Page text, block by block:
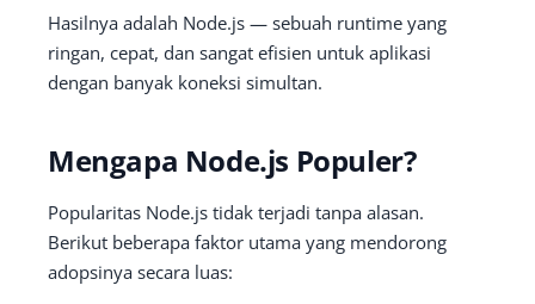
Hasilnya adalah Node.js — sebuah runtime yang
ringan, cepat, dan sangat efisien untuk aplikasi
dengan banyak koneksi simultan.
Mengapa Node.js Populer?
Popularitas Node.js tidak terjadi tanpa alasan.
Berikut beberapa faktor utama yang mendorong
adopsinya secara luas: